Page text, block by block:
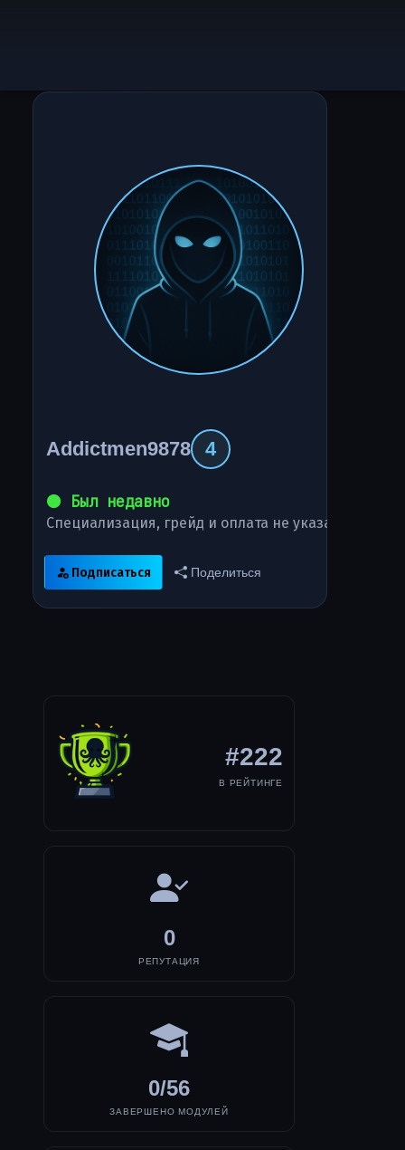
Addictmen9878 4
⚫ Был недавно
Специализация, грейд и оплата не указаны
Подписаться Поделиться
#222
В РЕЙТИНГЕ
0
РЕПУТАЦИЯ
0/56
ЗАВЕРШЕНО МОДУЛЕЙ